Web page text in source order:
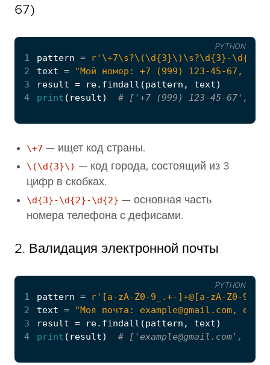
67)
1 pattern = r'\+7\s?\(\d{3}\)\s?\d{3}-\d{2}
2
text =
"Мой номер: +7 (999) 123-45-67, и
3
result = re. findall (pattern , text)
4
print ( result) # ['+7 (999) 123-45-67',
PYTHON
\+7 — ищет код страны.
\(\d{3}\) — код города, состоящий из 3
цифр в скобках.
\d{3}-\d{2}-\d{2} — основная часть
номера телефона с дефисами.
2. Валидация электронной почты
1 pattern = r'[a-zA-Z0-9_.+-]+@[a-zA-Z0-9-
2
text = "Моя почта: example@gmail.com, еще
3
result = re. findall (pattern , text)
4
print ( result) # [' example@gmail.com ', '
PYTHON